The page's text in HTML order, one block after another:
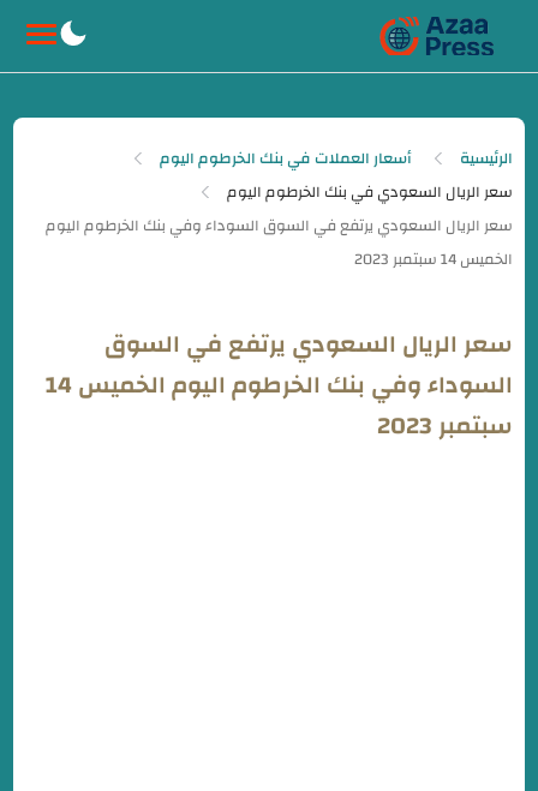
الرئيسية
أسعار العملات في بنك الخرطوم اليوم
سعر الريال السعودي في بنك الخرطوم اليوم
سعر الريال السعودي يرتفع في السوق
السوداء وفي بنك الخرطوم اليوم الخميس 14
سبتمبر 2023